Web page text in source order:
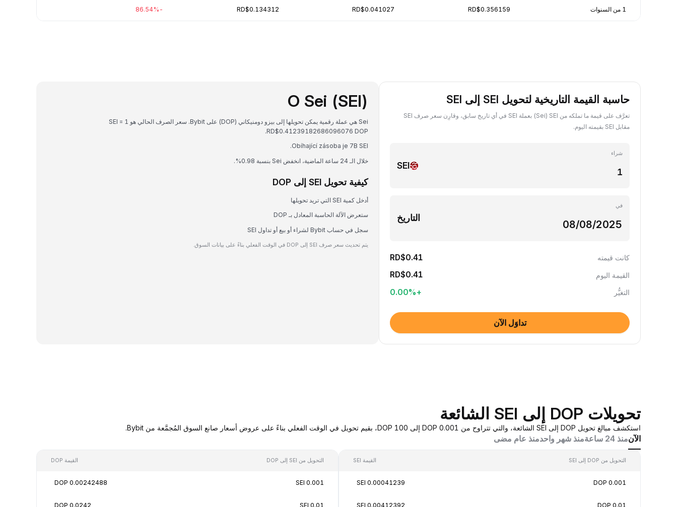
1 من السنوات RD$0.356159
RD$0.041027
RD$0.134312
-86.54%
حاسبة القيمة التاريخية لتحويل SEI إلى SEI
تعرَّف على قيمة ما تملكه من SEI ‏(Sei) بعملة SEI في أي تاريخ سابق، وقارِن سعر صرف SEI
مقابل SEI بقيمته اليوم.
شراء
SEI
في
التاريخ
كانت قيمته RD$0.41
القيمة اليوم RD$0.41
التغيُّر +
0.00%
تداوَل الآن
O Sei (SEI)
Sei هي عملة رقمية يمكن تحويلها إلى بيزو دومنيكاني (DOP) على Bybit. سعر الصرف الحالي هو 1 SEI =
RD$0.41239182686096076 DOP.
Obíhající zásoba je 7B SEI.
خلال الـ 24 ساعة الماضية، انخفض Sei بنسبة 0.98%.
كيفية تحويل SEI إلى DOP
أدخل كمية SEI التي تريد تحويلها
ستعرض الآلة الحاسبة المعادل بـ DOP
سجل في حساب Bybit لشراء أو بيع أو تداول SEI
يتم تحديث سعر صرف SEI إلى DOP في الوقت الفعلي بناءً على بيانات السوق.
تحويلات DOP إلى SEI الشائعة
استكشف مبالغ تحويل DOP إلى SEI الشائعة، والتي تتراوح من 0.001 DOP إلى 100 DOP، بقيم تحويل في الوقت الفعلي بناءً على عروض أسعار صانع السوق المُجمَّعة من Bybit.
الآنمنذ 24 ساعة منذ شهر واحدمنذ عام مضى
التحويل من DOP إلى SEI القيمة SEI
0.001 DOP
0.00041239 SEI
0.01 DOP
0.00412392 SEI
التحويل من SEI إلى DOP القيمة DOP
0.001 SEI
0.00242488 DOP
0.01 SEI
0.0242 DOP